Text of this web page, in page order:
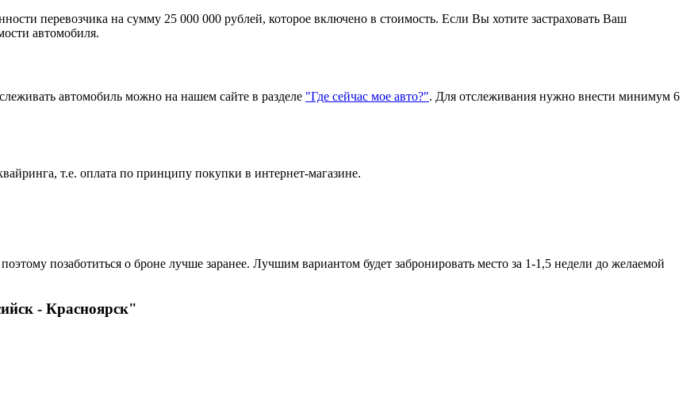
перевозчика на сумму 25 000 000 рублей, которое включено в стоимость. Если Вы хотите застраховать Ваш
автомобиля.
автомобиль можно на нашем сайте в разделе "Где сейчас мое авто?". Для отслеживания нужно внести минимум 6
т.е. оплата по принципу покупки в интернет-магазине.
позаботиться о броне лучше заранее. Лучшим вариантом будет забронировать место за 1-1,5 недели до желаемой
- Красноярск"